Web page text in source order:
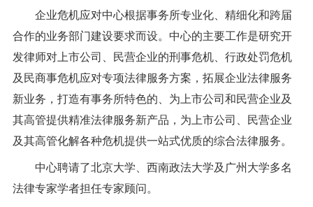
企业危机应对中心根据事务所专业化、精细化和跨届
合作的业务部门建设要求而设。中心的主要工作是研究开
发律师对上市公司、民营企业的刑事危机、行政处罚危机
及民商事危机应对专项法律服务方案，拓展企业法律服务
新业务，打造有事务所特色的、为上市公司和民营企业及
其高管提供精准法律服务新产品，为上市公司、民营企业
及其高管化解各种危机提供一站式优质的综合法律服务。
中心聘请了北京大学、西南政法大学及广州大学多名
法律专家学者担任专家顾问。